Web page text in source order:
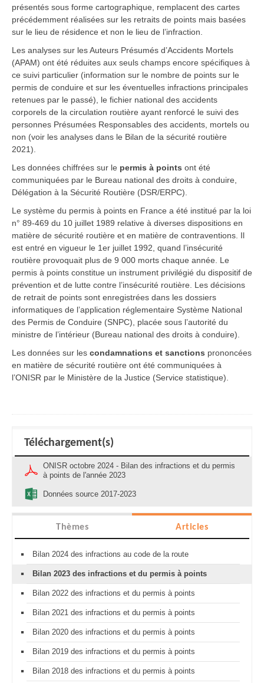
présentés sous forme cartographique, remplacent des cartes
précédemment réalisées sur les retraits de points mais basées
sur le lieu de résidence et non le lieu de l’infraction.
Les analyses sur les Auteurs Présumés d’Accidents Mortels
(APAM) ont été réduites aux seuls champs encore spécifiques à
ce suivi particulier (information sur le nombre de points sur le
permis de conduire et sur les éventuelles infractions principales
retenues par le passé), le fichier national des accidents
corporels de la circulation routière ayant renforcé le suivi des
personnes Présumées Responsables des accidents, mortels ou
non (voir les analyses dans le Bilan de la sécurité routière
2021).
Les données chiffrées sur le permis à points ont été
communiquées par le Bureau national des droits à conduire,
Délégation à la Sécurité Routière (DSR/ERPC).
Le système du permis à points en France a été institué par la loi
n° 89-469 du 10 juillet 1989 relative à diverses dispositions en
matière de sécurité routière et en matière de contraventions. Il
est entré en vigueur le 1er juillet 1992, quand l’insécurité
routière provoquait plus de 9 000 morts chaque année. Le
permis à points constitue un instrument privilégié du dispositif de
prévention et de lutte contre l’insécurité routière. Les décisions
de retrait de points sont enregistrées dans les dossiers
informatiques de l’application réglementaire Système National
des Permis de Conduire (SNPC), placée sous l’autorité du
ministre de l’intérieur (Bureau national des droits à conduire).
Les données sur les condamnations et sanctions prononcées
en matière de sécurité routière ont été communiquées à
l’ONISR par le Ministère de la Justice (Service statistique).
Téléchargement(s)
ONISR octobre 2024 - Bilan des infractions et du permis
à points de l'année 2023
Données source 2017-2023
Thèmes Articles
Bilan 2024 des infractions au code de la route
Bilan 2023 des infractions et du permis à points
Bilan 2022 des infractions et du permis à points
Bilan 2021 des infractions et du permis à points
Bilan 2020 des infractions et du permis à points
Bilan 2019 des infractions et du permis à points
Bilan 2018 des infractions et du permis à points